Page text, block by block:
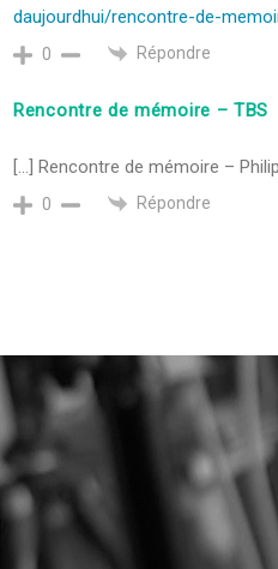
daujourdhui/rencontre-de-
0 Répondre
Rencontre de mémoire – TBS
[…] Rencontre de mémoire –
0 Répondre